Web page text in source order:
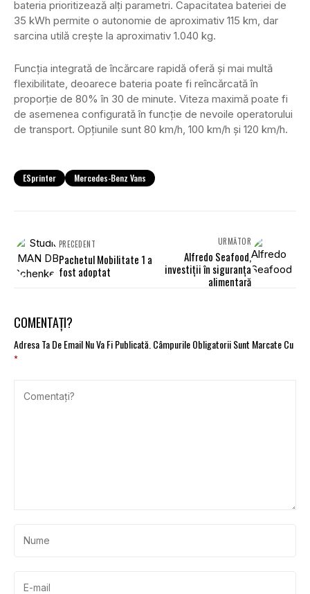
bateria prioritizează alți parametri. Capacitatea bateriei de
35 kWh permite o autonomie de aproximativ 115 km, dar
sarcina utilă crește la aproximativ 1.040 kg.
Funcția integrată de încărcare rapidă oferă și mai multă
flexibilitate, deoarece bateria poate fi reîncărcată în
proporție de 80% în 30 de minute. Viteza maximă poate fi
de asemenea configurată în funcție de nevoile operatorului
de transport. Opțiunile sunt 80 km/h, 100 km/h și 120 km/h.
ESprinter Mercedes-Benz Vans
PRECEDENT
Pachetul Mobilitate 1 a
fost adoptat
URMĂTOR
Alfredo Seafood,
investiții în siguranța
alimentară
COMENTAȚI?
Adresa Ta De Email Nu Va Fi Publicată. Câmpurile Obligatorii Sunt Marcate Cu
*